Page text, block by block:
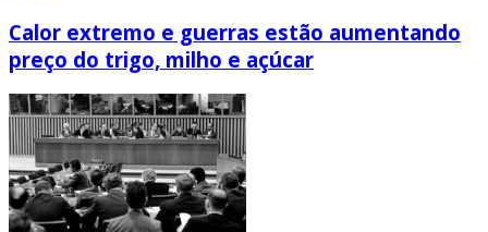
Calor extremo e guerras estão aumentando
preço do trigo, milho e açúcar